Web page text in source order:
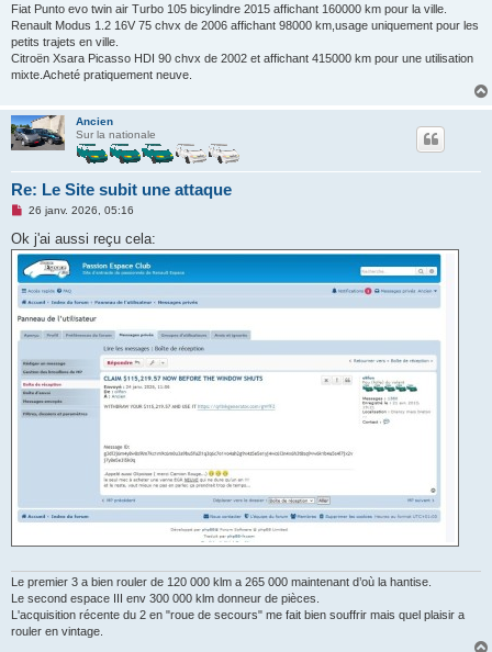
Fiat Punto evo twin air Turbo 105 bicylindre 2015 affichant 160000 km pour la ville.
Renault Modus 1.2 16V 75 chvx de 2006 affichant 98000 km,usage uniquement pour les
petits trajets en ville.
Citroën Xsara Picasso HDI 90 chvx de 2002 et affichant 415000 km pour une utilisation
mixte.Acheté pratiquement neuve.
Ancien
Sur la nationale
Re: Le Site subit une attaque
M
s
s
a
g
e
n
o
n
l
26 janv. 2026, 05:16
Ok j'ai aussi reçu cela:
Le premier 3 a bien rouler de 120 000 klm a 265 000 maintenant d’où la hantise.
Le second espace III env 300 000 klm donneur de pièces.
L'acquisition récente du 2 en "roue de secours" me fait bien souffrir mais quel plaisir a
rouler en vintage.